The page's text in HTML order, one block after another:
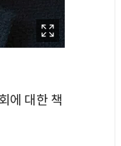
에 대한 책